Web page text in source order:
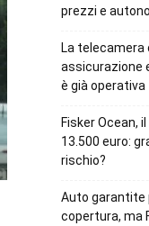
prezzi e
La telecamera
assicurazione
è già operativa
Fisker Ocean,
13.500 euro:
rischio?
Auto garantite
copertura, ma